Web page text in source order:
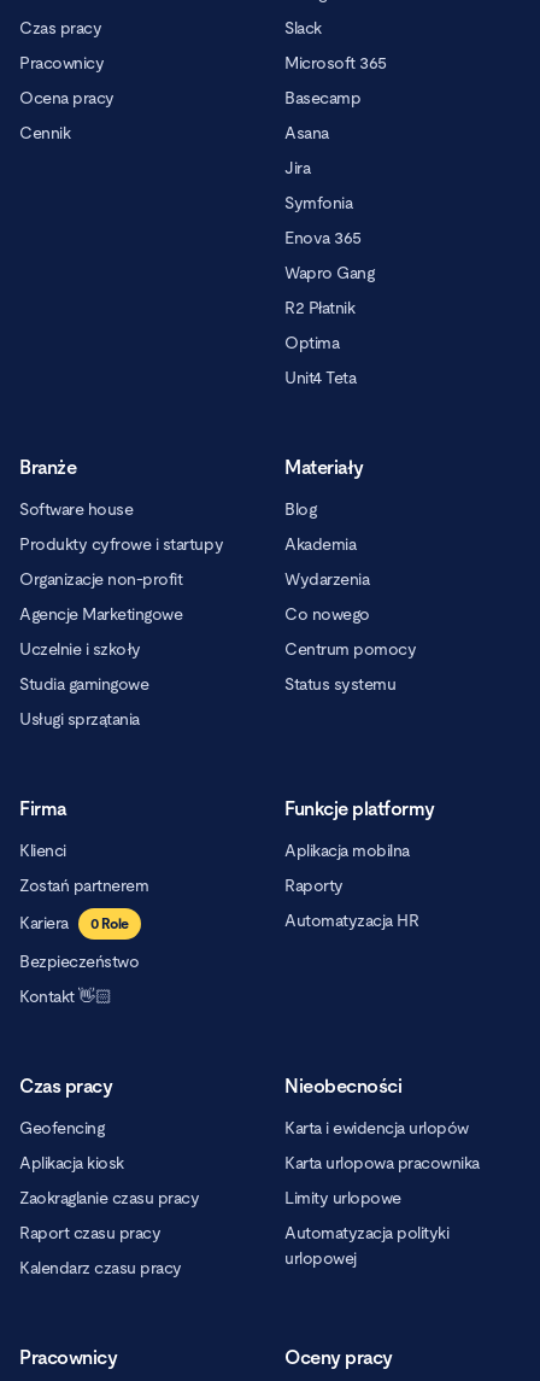
Czas pracy
Pracownicy
Ocena pracy
Cennik
Slack
Microsoft 365
Basecamp
Asana
Jira
Symfonia
Enova 365
Wapro Gang
R2 Płatnik
Optima
Unit4 Teta
Branże
Software house
Produkty cyfrowe i startupy
Organizacje non-profit
Agencje Marketingowe
Uczelnie i szkoły
Studia gamingowe
Usługi sprzątania
Materiały
Blog
Akademia
Wydarzenia
Co nowego
Centrum pomocy
Status systemu
Firma
Klienci
Zostań partnerem
Kariera
0Role
Bezpieczeństwo
Kontakt 👋🏻
Funkcje platformy
Aplikacja mobilna
Raporty
Automatyzacja HR
Czas pracy
Geofencing
Aplikacja kiosk
Zaokrąglanie czasu pracy
Raport czasu pracy
Kalendarz czasu pracy
Nieobecności
Karta i ewidencja urlopów
Karta urlopowa pracownika
Limity urlopowe
Automatyzacja polityki
urlopowej
Pracownicy Oceny pracy